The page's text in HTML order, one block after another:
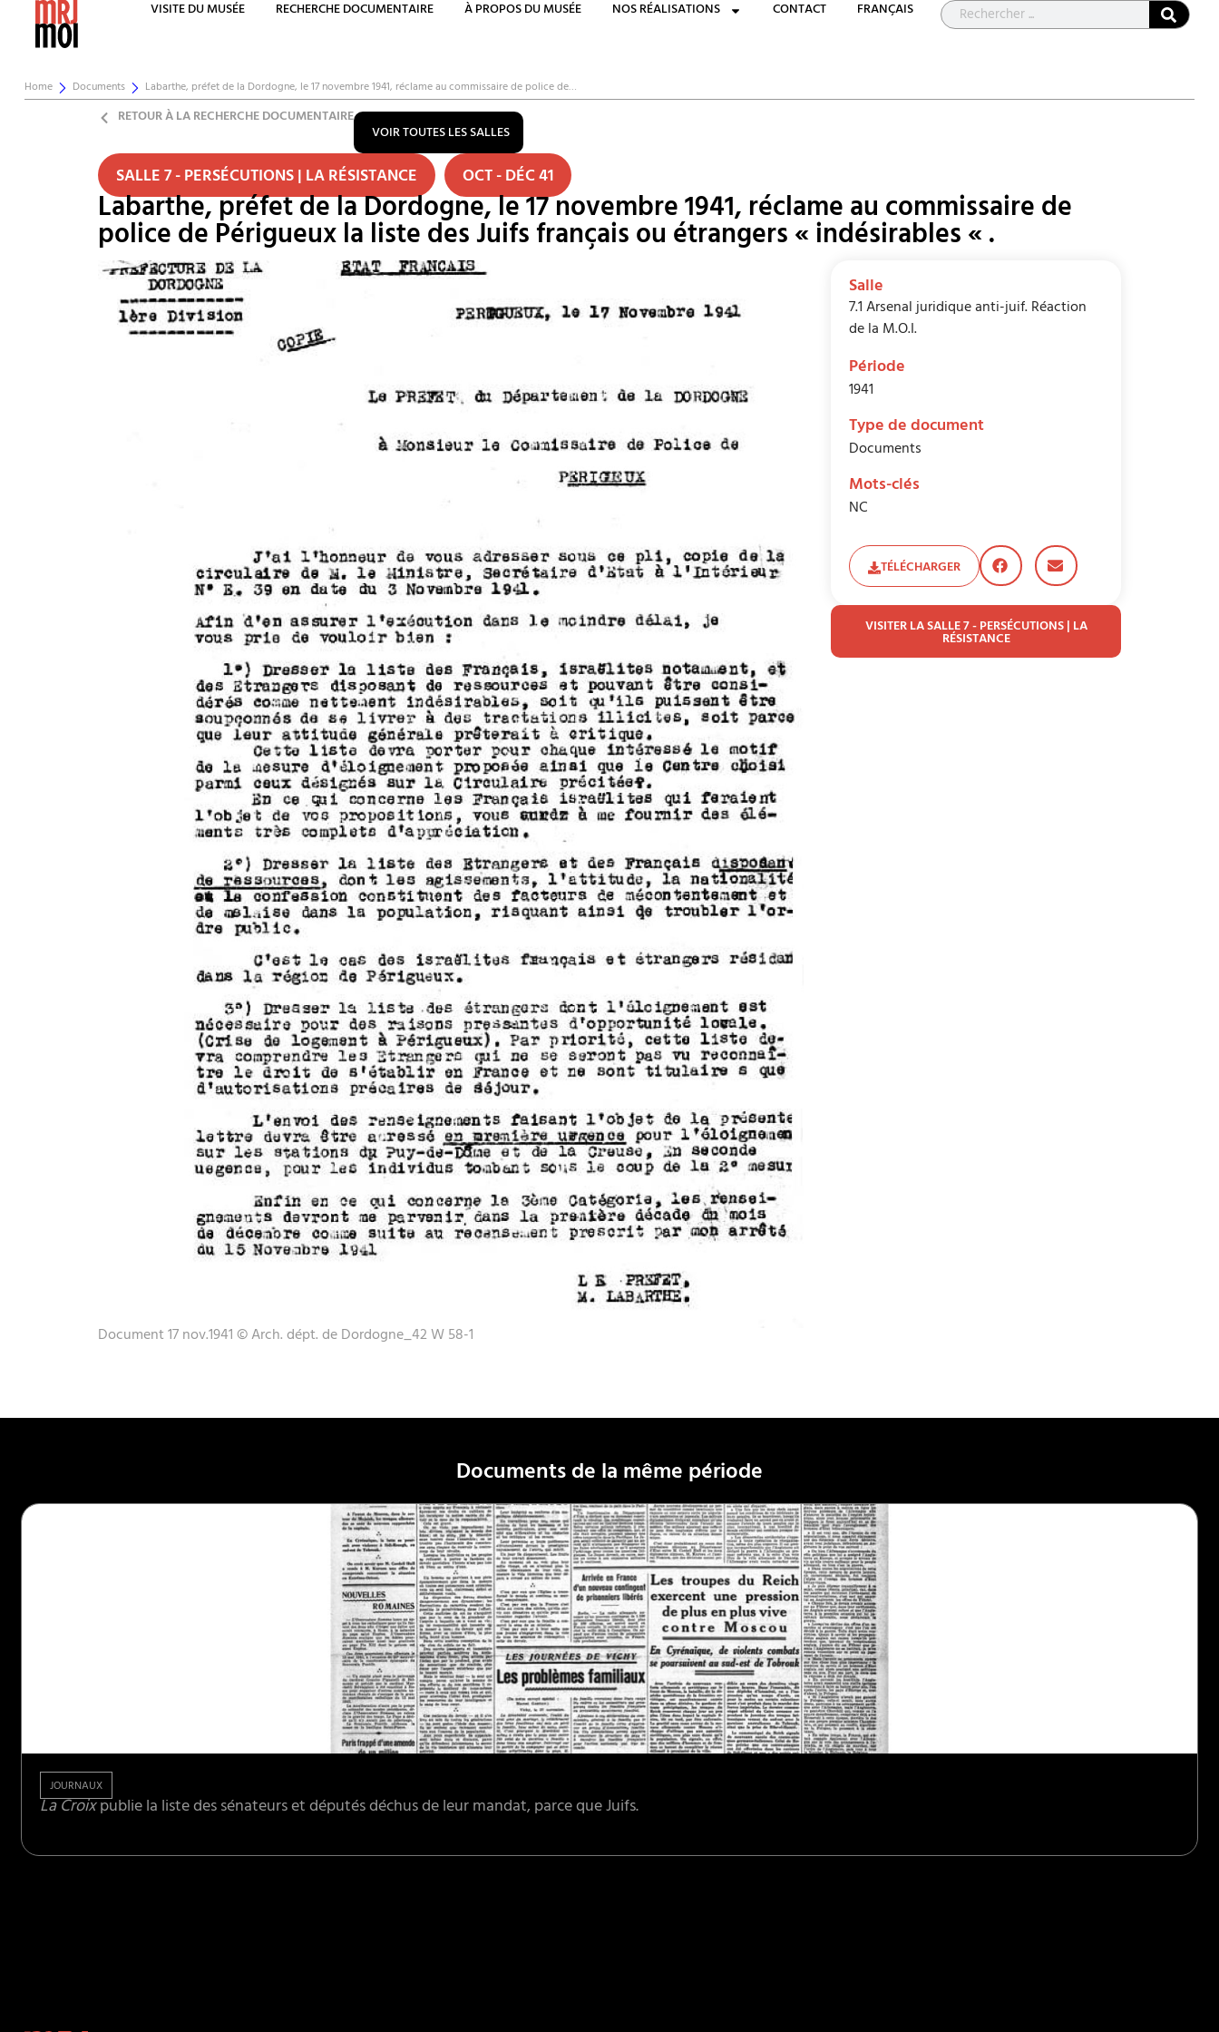
VISITE DU MUSÉE RECHERCHE DOCUMENTAIRE À PROPOS DU MUSÉE NOS RÉALISATIONS CONTACT FRANÇAIS
Home Documents Labarthe, préfet de la Dordogne, le 17 novembre 1941, réclame au commissaire de police de…
RETOUR À LA RECHERCHE DOCUMENTAIRE
VOIR TOUTES LES SALLES
SALLE 7 - PERSÉCUTIONS | LA RÉSISTANCE OCT - DÉC 41
Labarthe, préfet de la Dordogne, le 17 novembre 1941, réclame au commissaire de
police de Périgueux la liste des Juifs français ou étrangers « indésirables « .
Document 17 nov.1941 © Arch. dépt. de Dordogne_42 W 58-1
Salle
7.1 Arsenal juridique anti-juif. Réaction
de la M.O.I.
Période
1941
Type de document
Documents
Mots-clés
NC
TÉLÉCHARGER
VISITER LA SALLE 7 - PERSÉCUTIONS | LA
RÉSISTANCE
Documents de la même période
JOURNAUX
La Croixpublie la liste des sénateurs et députés déchus de leur mandat, parce que Juifs.